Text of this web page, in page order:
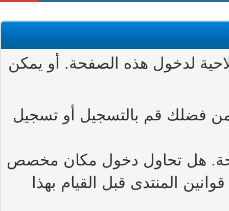
لدخول هذه الصفحة. أو يمكن
فضلك قم بالتسجيل أو تسجيل
هل تحاول دخول مكان مخصص
المنتدى قبل القيام بهذا